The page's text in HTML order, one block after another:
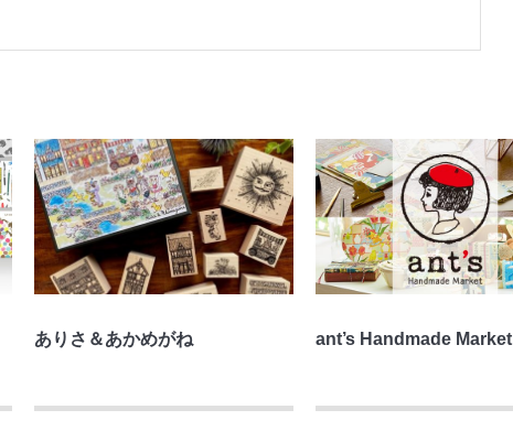
ありさ＆あかめがね ant’s Handmade Market